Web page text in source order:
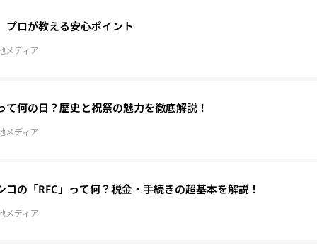
プロが教える安心ポイント
メディア
て何の日？歴史と祝祭の魅力を徹底解説！
メディア
の「RFC」って何？税金・手続きの超基本を解説！
メディア